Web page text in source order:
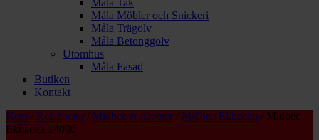
Måla Tak
Måla Möbler och Snickeri
Måla Trägolv
Måla Betonggolv
Utomhus
Måla Fasad
Butiken
Kontakt
Hem / Reatapeter / Midbec reatapeter / Midbec Ekbacka / Midbec
Ekbacka 14000